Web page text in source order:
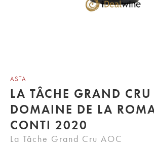
ASTA
LA TÂCHE GRAND CRU
DOMAINE DE LA
CONTI 2020
La Tâche Grand Cru AOC